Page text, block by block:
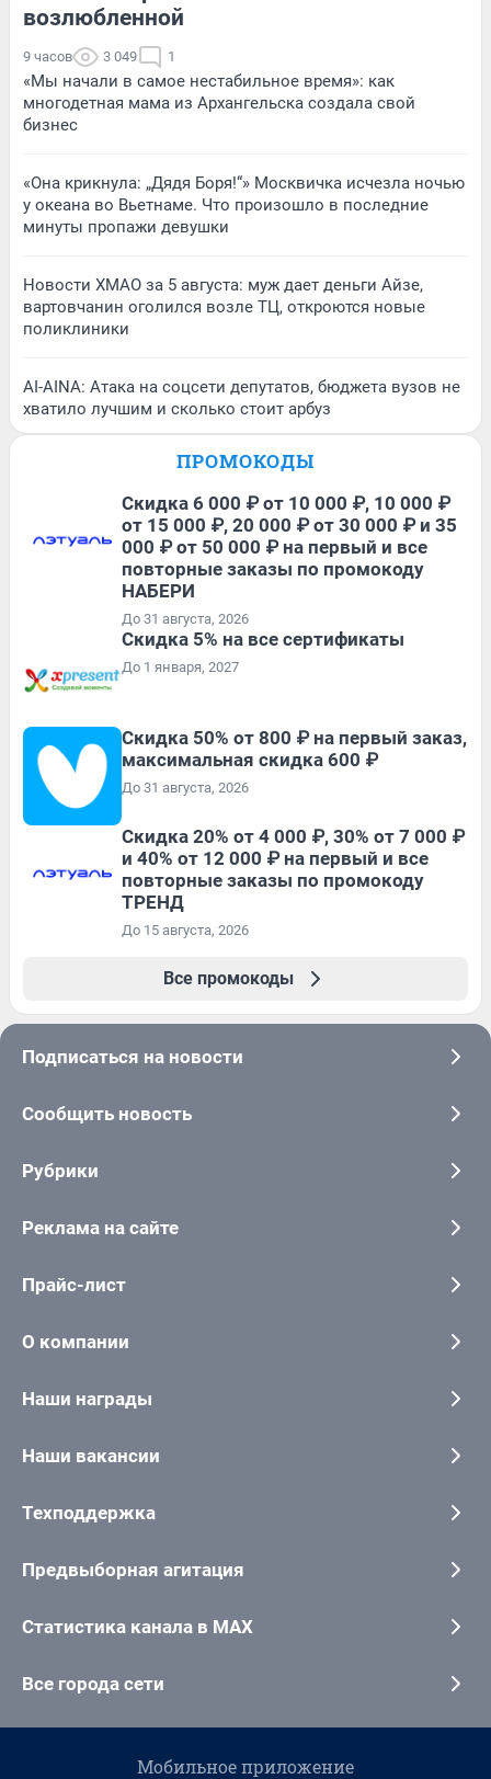
возлюбленной
9 часов 3 049 1
«Мы начали в самое нестабильное время»: как
многодетная мама из Архангельска создала свой
бизнес
«Она крикнула: „Дядя Боря!“» Москвичка исчезла ночью
у океана во Вьетнаме. Что произошло в последние
минуты пропажи девушки
Новости ХМАО за 5 августа: муж дает деньги Айзе,
вартовчанин оголился возле ТЦ, откроются новые
поликлиники
AI-AINA: Атака на соцсети депутатов, бюджета вузов не
хватило лучшим и сколько стоит арбуз
ПРОМОКОДЫ
Скидка 6 000 ₽ от 10 000 ₽, 10 000 ₽
от 15 000 ₽, 20 000 ₽ от 30 000 ₽ и 35
000 ₽ от 50 000 ₽ на первый и все
повторные заказы по промокоду
НАБЕРИ
До 31 августа, 2026
Скидка 5% на все сертификаты
До 1 января, 2027
Скидка 50% от 800 ₽ на первый заказ,
максимальная скидка 600 ₽
До 31 августа, 2026
Скидка 20% от 4 000 ₽, 30% от 7 000 ₽
и 40% от 12 000 ₽ на первый и все
повторные заказы по промокоду
ТРЕНД
До 15 августа, 2026
Все промокоды
Подписаться на новости
Сообщить новость
Рубрики
Реклама на сайте
Прайс-лист
О компании
Наши награды
Наши вакансии
Техподдержка
Предвыборная агитация
Статистика канала в MAX
Все города сети
Мобильное приложение